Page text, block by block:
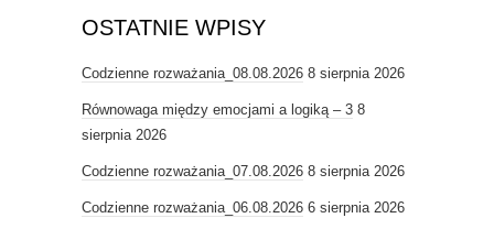
OSTATNIE WPISY
Codzienne rozważania_08.08.2026 8 sierpnia 2026
Równowaga między emocjami a logiką – 3 8
sierpnia 2026
Codzienne rozważania_07.08.2026 8 sierpnia 2026
Codzienne rozważania_06.08.2026 6 sierpnia 2026